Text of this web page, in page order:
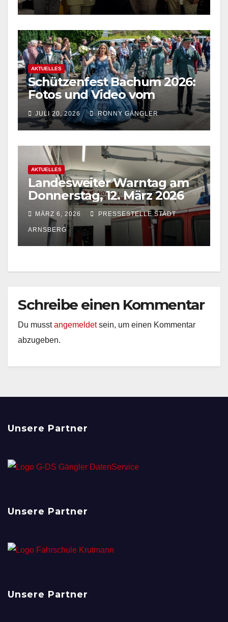
AKTUELLES
Schützenfest Bachum 2026:
Fotos und Video vom
Festzug in Bachum jetzt
online
JULI 20, 2026 RONNY GÄNGLER
AKTUELLES
Landesweiter Warntag am
Donnerstag, 12. März 2026
MÄRZ 6, 2026 PRESSESTELLE STADT
ARNSBERG
Schreibe einen Kommentar
Du musstangemeldetsein, um einen Kommentar
abzugeben.
Unsere Partner
Unsere Partner
Unsere Partner